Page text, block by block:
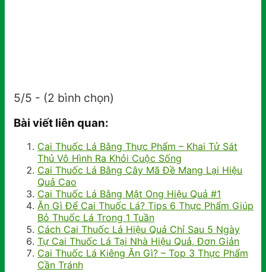
5/5 - (2 bình chọn)
Bài viết liên quan:
Cai Thuốc Lá Bằng Thực Phẩm – Khai Tử Sát
Thủ Vô Hình Ra Khỏi Cuộc Sống
Cai Thuốc Lá Bằng Cây Mã Đề Mang Lại Hiệu
Quả Cao
Cai Thuốc Lá Bằng Mật Ong Hiệu Quả #1
Ăn Gì Để Cai Thuốc Lá? Tips 6 Thực Phẩm Giúp
Bỏ Thuốc Lá Trong 1 Tuần
Cách Cai Thuốc Lá Hiệu Quả Chỉ Sau 5 Ngày
Tự Cai Thuốc Lá Tại Nhà Hiệu Quả, Đơn Giản
Cai Thuốc Lá Kiêng Ăn Gì? – Top 3 Thực Phẩm
Cần Tránh